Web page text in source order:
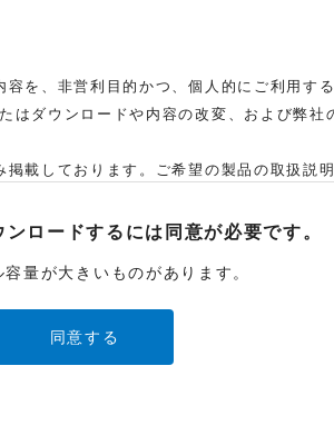
を、非営利目的かつ、個人的にご利用す
はダウンロードや内容の改変、および弊社
載しております。ご希望の製品の取扱説
ご提供できない場合がありますので、あら
用の製品（レンタル品）につきましては
さいますようお願いします。
ロードするには 同意が必要です。
量が大きいものがあります。